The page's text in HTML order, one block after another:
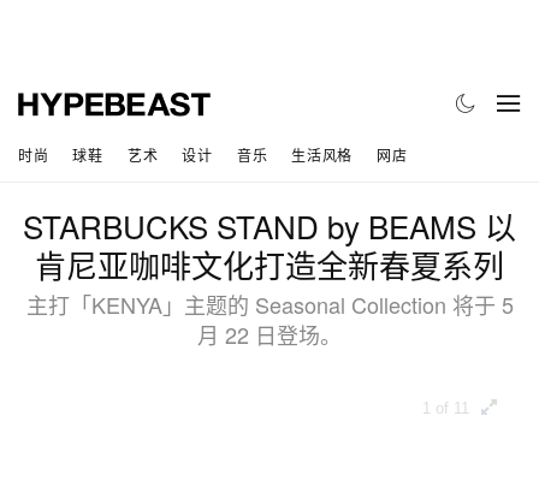
时尚 球鞋 艺术 设计 音乐 生活风格 网店
STARBUCKS STAND by BEAMS 以
肯尼亚咖啡文化打造全新春夏系列
主打「KENYA」主题的 Seasonal Collection 将于 5
月 22 日登场。
1 of 11